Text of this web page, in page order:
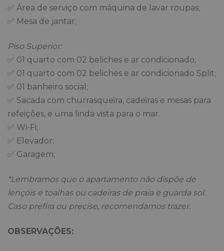
✅ Área de serviço com máquina de lavar roupas;
✅ Mesa de jantar;
Piso Superior:
✅ 01 quarto com 02 beliches e ar condicionado;
✅ 01 quarto com 02 beliches e ar condicionado Split;
✅ 01 banheiro social;
✅ Sacada com churrasqueira, cadeiras e mesas para
refeições, e uma linda vista para o mar.
✅ Wi-Fi;
✅ Elevador;
✅ Garagem;
*Lembramos que o apartamento não dispõe de
lençóis e toalhas ou cadeiras de praia e guarda sol.
Caso prefira ou precise, recomendamos trazer.
OBSERVAÇÕES: